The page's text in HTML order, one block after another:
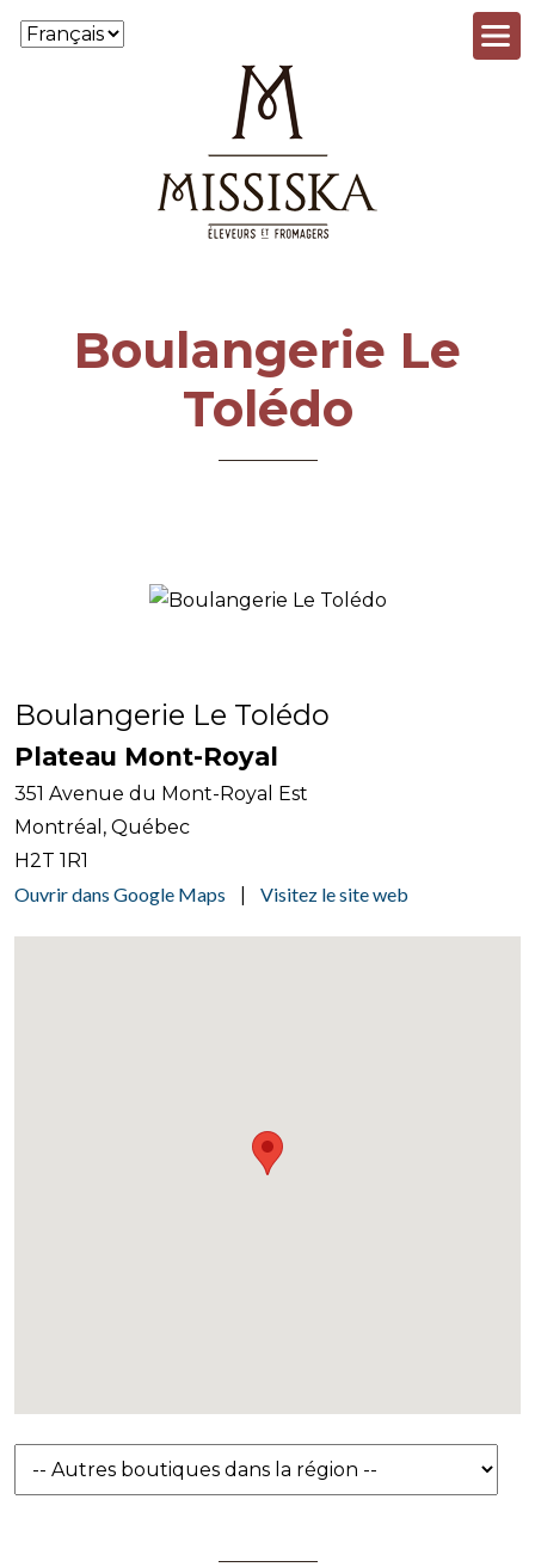
Aller au contenu principal
Boulangerie Le
Tolédo
Boulangerie Le Tolédo
Plateau Mont-Royal
351 Avenue du Mont-Royal Est
Montréal, Québec
H2T 1R1
Ouvrir dans Google Maps
Visitez le site web